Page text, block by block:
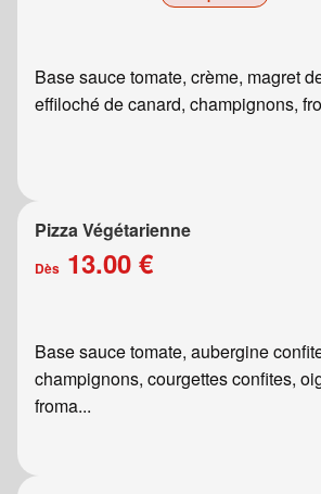
Base sauce tomate, crème, magret
effiloché de canard, champignons,
Pizza Végétarienne
Dès 13.00 €
Base sauce tomate, aubergine
champignons, courgettes confites,
froma...